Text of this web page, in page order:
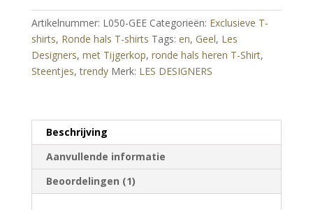
T-
Shirt
met
Tijgerkop
en
Geel
aantal
Artikelnummer: L050-GEE Categorieën: Exclusieve T-
shirts, Ronde hals T-shirts Tags: en, Geel, Les
Designers, met Tijgerkop, ronde hals heren T-Shirt,
Steentjes,trendy Merk: LES DESIGNERS
Beschrijving
Aanvullende informatie
Beoordelingen (1)